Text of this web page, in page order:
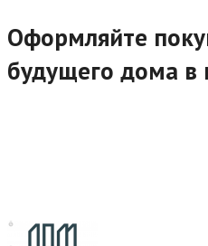
Оформляйте
будущего дома в